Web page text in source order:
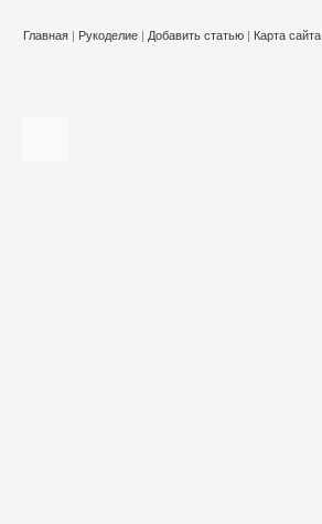
Главная | Рукоделие | Добавить статью | Карта сайта